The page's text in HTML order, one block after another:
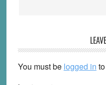
You must be logged in